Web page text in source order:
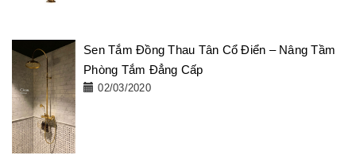
Sen Tắm Đồng Thau Tân Cổ Điển – Nâng Tầm
Phòng Tắm Đẳng Cấp
02/03/2020